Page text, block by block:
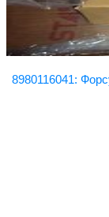
8980116041: